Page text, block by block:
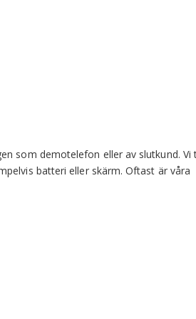
som demotelefon eller av slutkund. Vi
batteri eller skärm. Oftast är våra